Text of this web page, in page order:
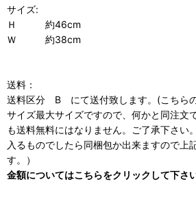
サイズ:
Ｈ 約46cm
Ｗ 約38cm
送料：
送料区分 B にて送付致します。(こちら
サイズ最大サイズですので、何かと同注文
も送料無料にはなりません。ご了承下さい
入るものでしたら同梱包か出来ますので上
す。）
金額についてはこちらをクリックして下さい